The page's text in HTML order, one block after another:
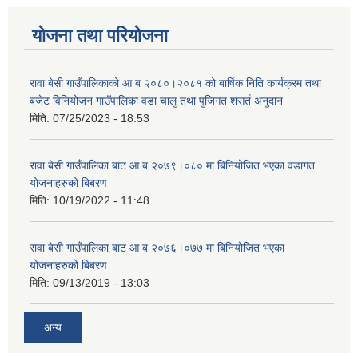
योजना तथा परियोजना
रावा बेसी गाउँपालिकाको आ ब २०८०।२०८१ को बार्षिक निति कार्यक्रम तथा
बजेट विनियोजन गाउँपालिका वडा चालु तथा पुजिगत शसर्त अनुदान
मिति: 07/25/2023 - 18:53
रावा बेसी गाउँपालिका बाट आ ब २०७९।०८० मा बिनियोजित भएका वडागत
योजनाहरुको बिबरण
मिति: 10/19/2022 - 11:48
रावा बेसी गाउँपालिका बाट आ ब २०७६।०७७ मा बिनियोजित भएका
योजनाहरुको बिबरण
मिति: 09/13/2019 - 13:03
अन्य